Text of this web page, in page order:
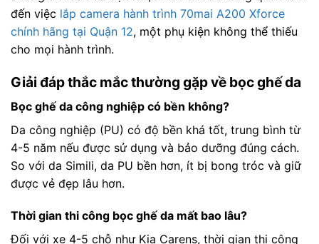
đến việc lắp camera hành trình 70mai A200 Xforce
chính hãng tại Quận 12, một phụ kiện không thể thiếu
cho mọi hành trình.
Giải đáp thắc mắc thường gặp về bọc ghế da
Bọc ghế da công nghiệp có bền không?
Da công nghiệp (PU) có độ bền khá tốt, trung bình từ
4-5 năm nếu được sử dụng và bảo dưỡng đúng cách.
So với da Simili, da PU bền hơn, ít bị bong tróc và giữ
được vẻ đẹp lâu hơn.
Thời gian thi công bọc ghế da mất bao lâu?
Đối với xe 4-5 chỗ như Kia Carens, thời gian thi công